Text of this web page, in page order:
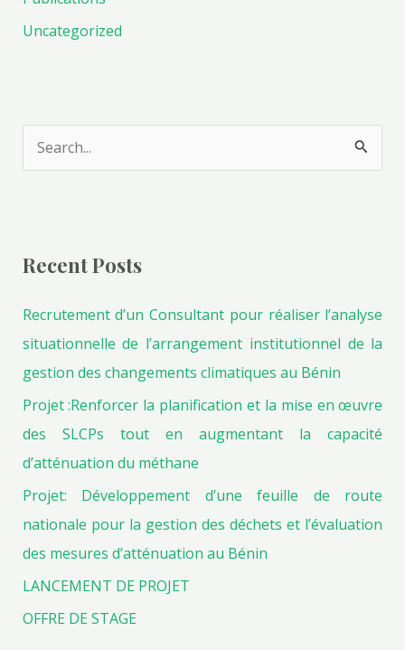
Uncategorized
c
f
o
r
:
Recent Posts
Recrutement d’un Consultant pour réaliser l’analyse
situationnelle de l’arrangement institutionnel de la
gestion des changements climatiques au Bénin
Projet :Renforcer la planification et la mise en œuvre
des SLCPs tout en augmentant la capacité
d’atténuation du méthane
Projet: Développement d’une feuille de route
nationale pour la gestion des déchets et l’évaluation
des mesures d’atténuation au Bénin
LANCEMENT DE PROJET
OFFRE DE STAGE